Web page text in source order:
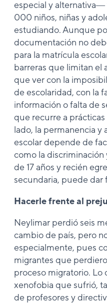
especial y alternativa―
000 niños, niñas y
estudiando. Aunque
documentación no
para la matrícula
barreras que limitan el
que ver con la
de escolaridad, con la
información o falta de
que recurre a
lado, la permanencia y
escolar depende de
como la discriminación
de 17 años y recién
secundaria, puede dar
Hacerle frente al
Neylimar perdió seis
cambio de país, pero
especialmente, pues
migrantes que
proceso migratorio. Lo
xenofobia que sufrió,
de profesores y